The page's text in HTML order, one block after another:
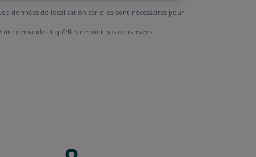
données de localisation car elles sont nécessaires pour
demande et qu’elles ne sont pas conservées.